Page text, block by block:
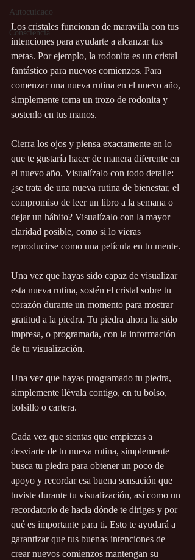
Autocuidado
Consciencia
Los cristales funcionan de maravilla con tus
intenciones para ayudarte a alcanzar tus
metas. Por ejemplo, la rodonita es un cristal
fantástico para nuevos comienzos. Para
comenzar una nueva rutina en el nuevo año,
simplemente toma un trozo de rodonita y
sostenlo en tus manos.
Cierra los ojos y piensa exactamente en lo
que te gustaría hacer de manera diferente en
el nuevo año. Visualízalo con todo detalle:
¿se trata de una nueva rutina de bienestar, el
compromiso de leer un libro a la semana o
dejar un hábito? Visualízalo con la mayor
claridad posible, como si lo vieras
reproducirse como una película en tu mente.
Una vez que hayas sido capaz de visualizar
esta nueva rutina, sostén el cristal sobre tu
corazón durante un momento para mostrar
gratitud a la piedra. Tu piedra ahora ha sido
impresa, o programada, con la información
de tu visualización.
Una vez que hayas programado tu piedra,
simplemente llévala contigo, en tu bolso,
bolsillo o cartera.
Cada vez que sientas que empiezas a
desviarte de tu nueva rutina, simplemente
busca tu piedra para obtener un poco de
apoyo y recordar esa buena sensación que
tuviste durante tu visualización, así como un
recordatorio de hacia dónde te diriges y por
qué es importante para ti. Esto te ayudará a
garantizar que tus buenas intenciones de
crear nuevos comienzos mantengan su